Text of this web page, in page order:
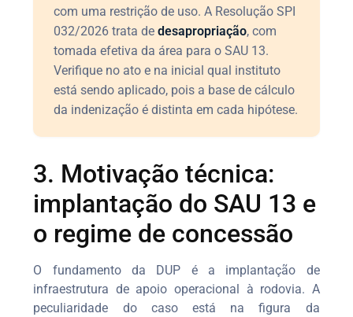
com uma restrição de uso. A Resolução SPI
032/2026 trata dedesapropriação, com
tomada efetiva da área para o SAU 13.
Verifique no ato e na inicial qual instituto
está sendo aplicado, pois a base de cálculo
da indenização é distinta em cada hipótese.
3. Motivação técnica:
implantação do SAU 13 e
o regime de concessão
O fundamento da DUP é a implantação de
infraestrutura de apoio operacional à rodovia. A
peculiaridade do caso está na figura da